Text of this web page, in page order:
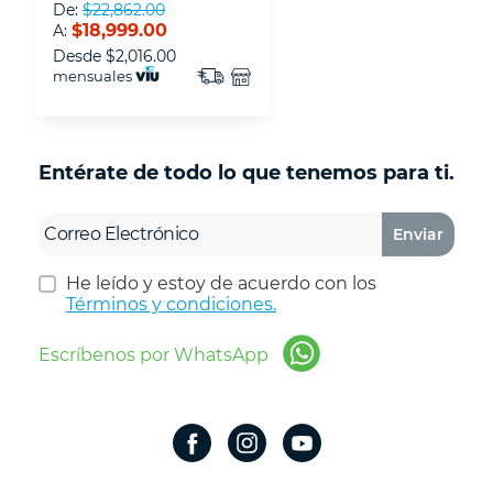
De: $22,862.00
A: $18,999.00
Desde $2,016.00
mensuales
Entérate de todo lo que tenemos para ti.
Enviar
He leído y estoy de acuerdo con los
Términos y condiciones.
Escríbenos por WhatsApp